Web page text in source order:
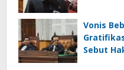
Vonis
Sebut